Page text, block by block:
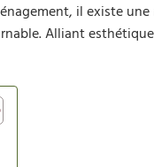
il existe
Alliant